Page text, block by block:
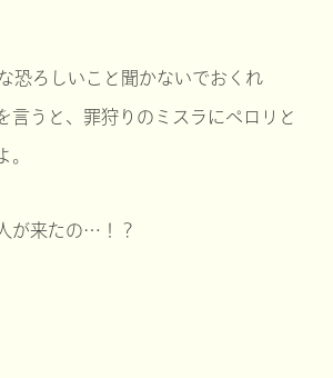
恐ろしいこと聞かないでおくれ
言うと、罪狩りのミスラにペロリと
。
が来たの…！？